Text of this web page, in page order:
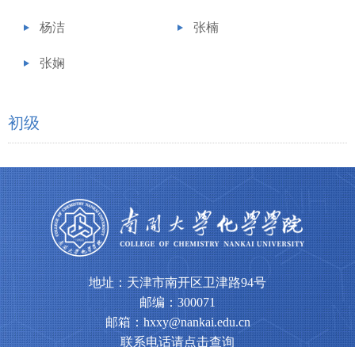
杨洁 张楠
张娴
初级
地址：天津市南开区卫津路94号
邮编：300071
邮箱：hxxy@nankai.edu.cn
联系电话请点击查询